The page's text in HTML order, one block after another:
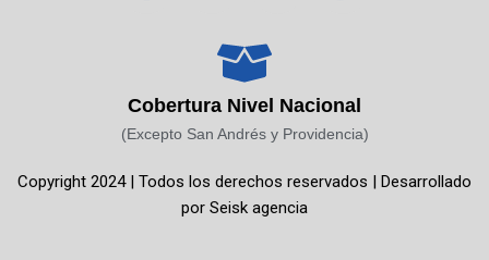
o
o
-
t
a
g
r
m
b
e
k
Cobertura Nivel Nacional
(Excepto San Andrés y Providencia)
Copyright 2024 | Todos los derechos reservados | Desarrollado
por Seisk agencia